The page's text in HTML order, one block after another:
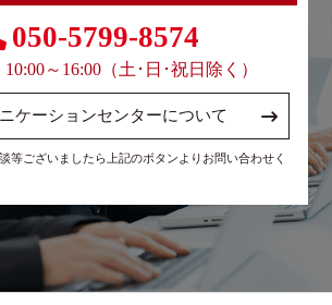
050-5799-8574
～16:00（土･日･祝日除く）
ケーションセンターについて
等ございましたら上記のボタンよりお問い合わせく